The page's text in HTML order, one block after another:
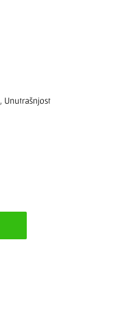
, Unutrašnjost